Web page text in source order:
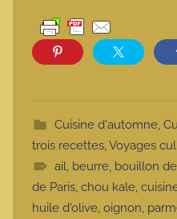
Cuisine d'automne,
trois recettes,Voyages
ail, beurre, bouillon
de Paris, chou kale,
huile d'olive, oignon,